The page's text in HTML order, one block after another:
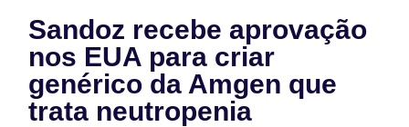
Sandoz recebe aprovação
nos EUA para criar
genérico da Amgen que
trata neutropenia